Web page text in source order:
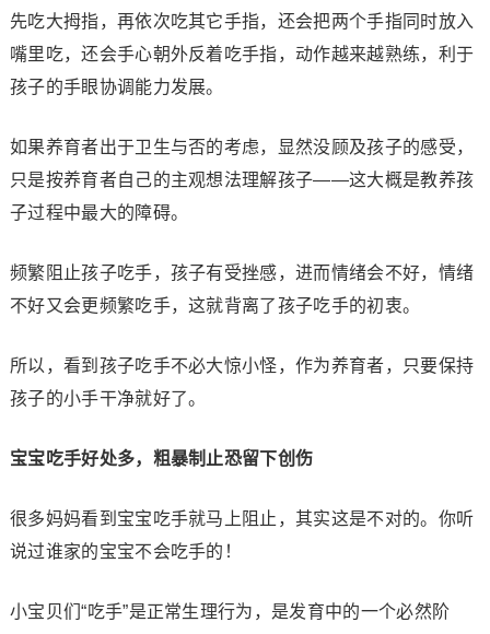
先吃大拇指，再依次吃其它手指，还会把两个手指同时放入
嘴里吃，还会手心朝外反着吃手指，动作越来越熟练，利于
孩子的手眼协调能力发展。
如果养育者出于卫生与否的考虑，显然没顾及孩子的感受，
只是按养育者自己的主观想法理解孩子——这大概是教养孩
子过程中最大的障碍。
频繁阻止孩子吃手，孩子有受挫感，进而情绪会不好，情绪
不好又会更频繁吃手，这就背离了孩子吃手的初衷。
所以，看到孩子吃手不必大惊小怪，作为养育者，只要保持
孩子的小手干净就好了。
宝宝吃手好处多，粗暴制止恐留下创伤
很多妈妈看到宝宝吃手就马上阻止，其实这是不对的。你听
说过谁家的宝宝不会吃手的！
小宝贝们“吃手”是正常生理行为，是发育中的一个必然阶